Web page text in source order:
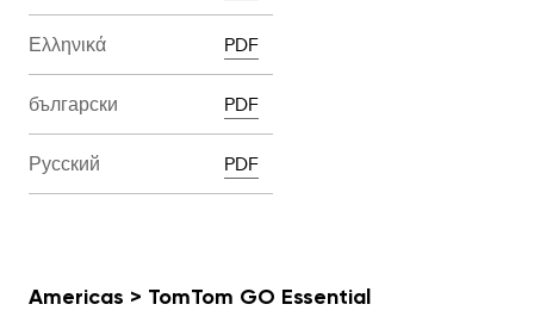
Ελληνικά PDF
български PDF
Русский PDF
Americas > TomTom GO Essential